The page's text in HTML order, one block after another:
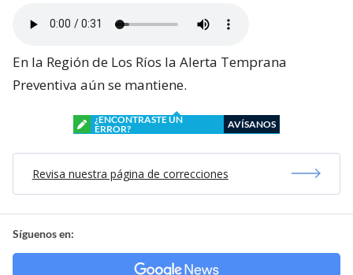
En la Región de Los Ríos la Alerta Temprana
Preventiva aún se mantiene.
¿ENCONTRASTE UN
ERROR?
AVÍSANOS
Revisa nuestra página de correcciones
Síguenos en: